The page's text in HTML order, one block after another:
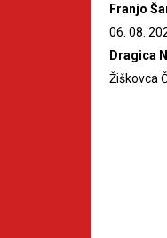
Franjo
06. 08.
Dragica
Žiškovca